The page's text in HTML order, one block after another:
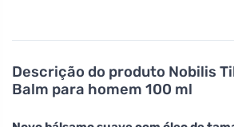
Descrição do produto Nobilis
Balm para homem 100 ml